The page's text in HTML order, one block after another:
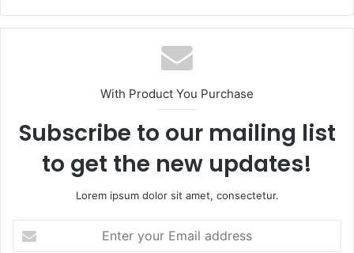
With Product You Purchase
Subscribe to our mailing list
to get the new updates!
Lorem ipsum dolor sit amet, consectetur.
your